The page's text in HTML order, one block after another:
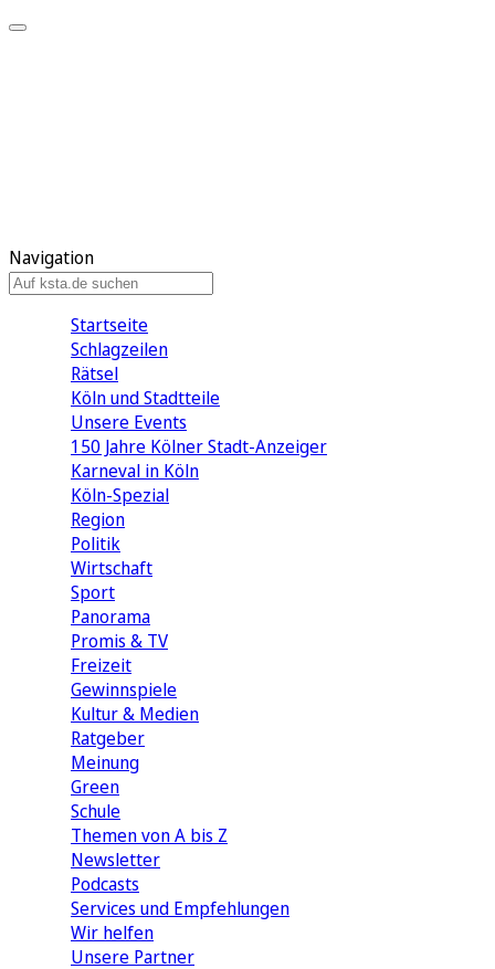
Navigation
Startseite
Schlagzeilen
Rätsel
Köln und Stadtteile
Unsere Events
150 Jahre Kölner Stadt-Anzeiger
Karneval in Köln
Köln-Spezial
Region
Politik
Wirtschaft
Sport
Panorama
Promis & TV
Freizeit
Gewinnspiele
Kultur & Medien
Ratgeber
Meinung
Green
Schule
Themen von A bis Z
Newsletter
Podcasts
Services und Empfehlungen
Wir helfen
Unsere Partner